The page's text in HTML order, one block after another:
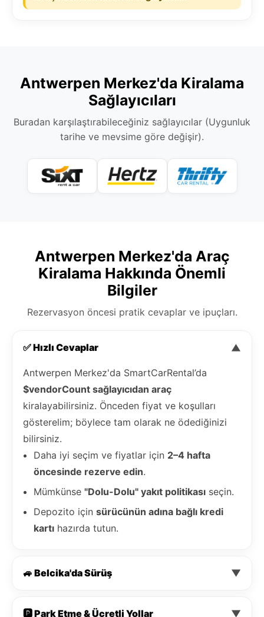
Antwerpen Merkez'da Kiralama
Sağlayıcıları
Buradan karşılaştırabileceğiniz sağlayıcılar (Uygunluk
tarihe ve mevsime göre değişir).
Antwerpen Merkez'da Araç
Kiralama Hakkında Önemli
Bilgiler
Rezervasyon öncesi pratik cevaplar ve ipuçları.
✅ Hızlı Cevaplar ▼
Antwerpen Merkez'da SmartCarRental’da
$vendorCount sağlayıcıdan araç
kiralayabilirsiniz. Önceden fiyat ve koşulları
gösterelim; böylece tam olarak ne ödediğinizi
bilirsiniz.
Daha iyi seçim ve fiyatlar için 2–4 hafta
öncesinde rezerve edin.
Mümkünse "Dolu-Dolu" yakıt politikası seçin.
Depozito için sürücünün adına bağlı kredi
kartı hazırda tutun.
🚙 Belcika'da Sürüş ▼
🅿️ Park Etme & Ücretli Yollar ▼